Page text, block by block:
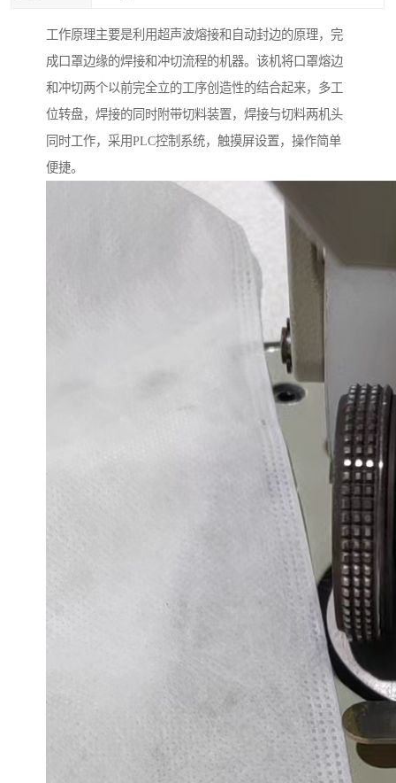
工作原理主要是利用超声波熔接和自动封边的原理，完
成口罩边缘的焊接和冲切流程的机器。该机将口罩熔边
和冲切两个以前完全立的工序创造性的结合起来，多工
位转盘，焊接的同时附带切料装置，焊接与切料两机头
同时工作，采用PLC控制系统，触摸屏设置，操作简单
便捷。